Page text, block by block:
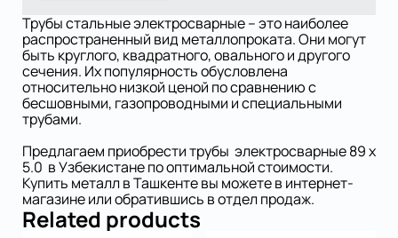
Трубы стальные электросварные – это наиболее
распространенный вид металлопроката. Они могут
быть круглого, квадратного, овального и другого
сечения. Их популярность обусловлена
относительно низкой ценой по сравнению с
бесшовными, газопроводными и специальными
трубами.
Предлагаем приобрести трубы электросварные 89 х
5.0 в Узбекистане по оптимальной стоимости.
Купить металл в Ташкенте вы можете в интернет-
магазине или обратившись в отдел продаж.
Related products